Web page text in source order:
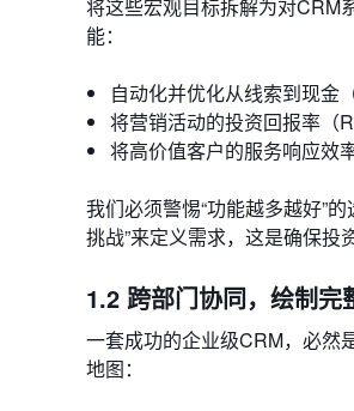
将这些宏观目标拆解为对CRM
能：
自动化并优化从线索到现金
将营销活动的投资回报率（
将高价值客户的服务响应效
我们必须警惕“功能越多越好”
挑战”来定义需求，这是确保投
1.2 跨部门协同，绘制完
一套成功的企业级CRM，必然
地图：